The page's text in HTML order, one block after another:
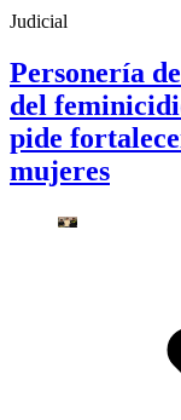
Judicial
Personería
del
pide
mujeres